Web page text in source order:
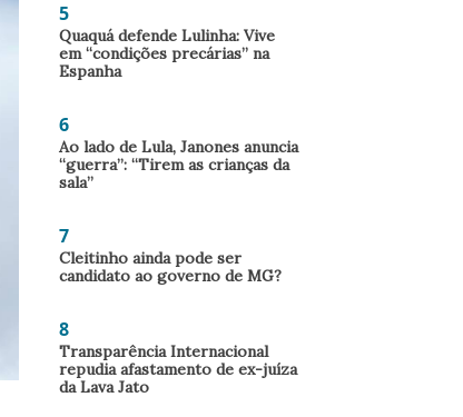
5
Quaquá defende Lulinha: Vive
em “condições precárias” na
Espanha
6
Ao lado de Lula, Janones anuncia
“guerra”: “Tirem as crianças da
sala”
7
Cleitinho ainda pode ser
candidato ao governo de MG?
8
Transparência Internacional
repudia afastamento de ex-juíza
da Lava Jato